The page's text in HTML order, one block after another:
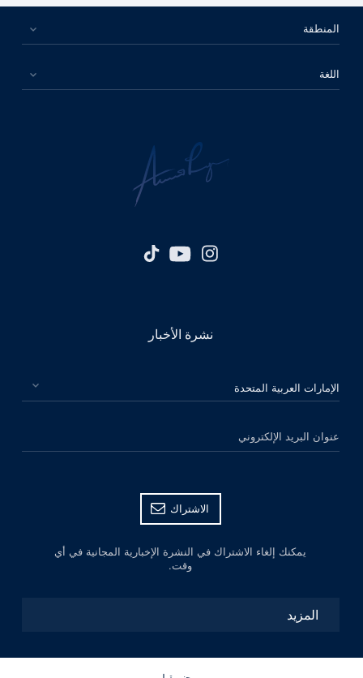
المنطقة
اللغة
نشرة الأخبار
الرجاء اختيار بلدك
عنوان البريد الإلكتروني
الاشتراك
يمكنك إلغاء الاشتراك في النشرة الإخبارية المجانية في أي
وقت.
المزيد